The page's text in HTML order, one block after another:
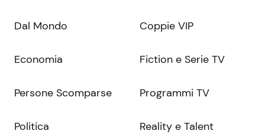
Dal Mondo
Economia
Persone Scomparse
Politica
Coppie VIP
Fiction e Serie TV
Programmi TV
Reality e Talent